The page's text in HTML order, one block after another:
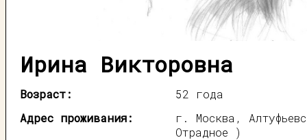
Ирина Викторовна
Возраст:
52 года
Адрес проживания:
г. Москва,
Отрадное )